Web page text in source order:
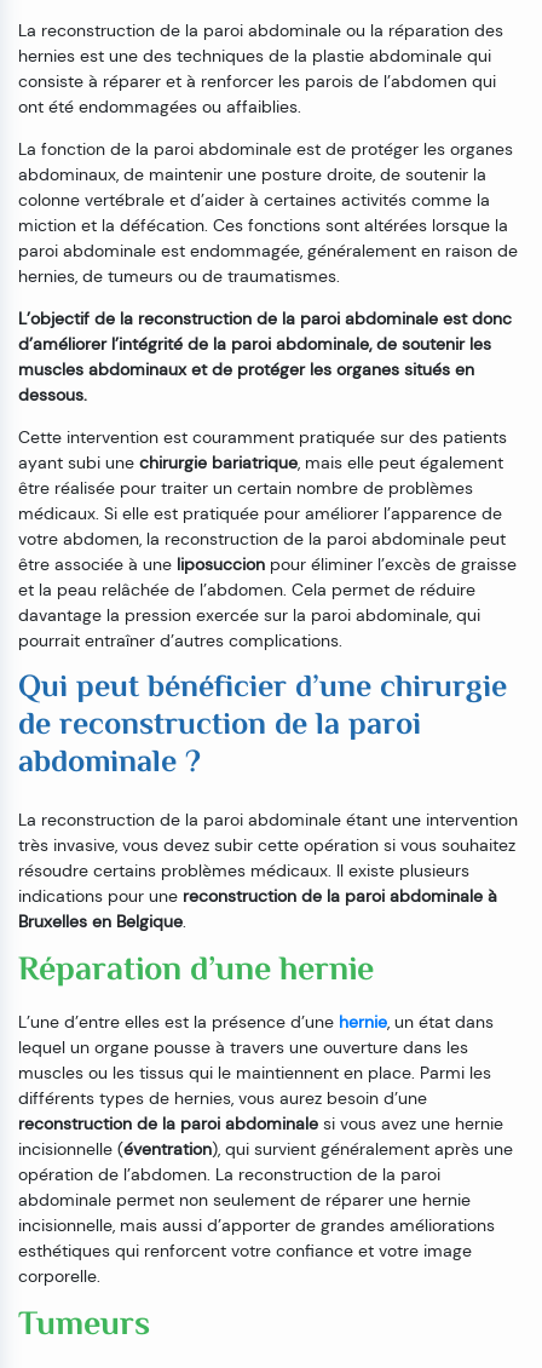
La reconstruction de la paroi abdominale ou la réparation des
hernies est une des techniques de la plastie abdominale qui
consiste à réparer et à renforcer les parois de l’abdomen qui
ont été endommagées ou affaiblies.
La fonction de la paroi abdominale est de protéger les organes
abdominaux, de maintenir une posture droite, de soutenir la
colonne vertébrale et d’aider à certaines activités comme la
miction et la défécation. Ces fonctions sont altérées lorsque la
paroi abdominale est endommagée, généralement en raison de
hernies, de tumeurs ou de traumatismes.
L’objectif de la reconstruction de la paroi abdominale est donc
d’améliorer l’intégrité de la paroi abdominale, de soutenir les
muscles abdominaux et de protéger les organes situés en
dessous.
Cette intervention est couramment pratiquée sur des patients
ayant subi une chirurgie bariatrique, mais elle peut également
être réalisée pour traiter un certain nombre de problèmes
médicaux. Si elle est pratiquée pour améliorer l’apparence de
votre abdomen, la reconstruction de la paroi abdominale peut
être associée à une liposuccion pour éliminer l’excès de graisse
et la peau relâchée de l’abdomen. Cela permet de réduire
davantage la pression exercée sur la paroi abdominale, qui
pourrait entraîner d’autres complications.
Qui peut bénéficier d’une chirurgie
de reconstruction de la paroi
abdominale ?
La reconstruction de la paroi abdominale étant une intervention
très invasive, vous devez subir cette opération si vous souhaitez
résoudre certains problèmes médicaux. Il existe plusieurs
indications pour une reconstruction de la paroi abdominale à
Bruxelles en Belgique.
Réparation d’une hernie
L’une d’entre elles est la présence d’une hernie, un état dans
lequel un organe pousse à travers une ouverture dans les
muscles ou les tissus qui le maintiennent en place. Parmi les
différents types de hernies, vous aurez besoin d’une
reconstruction de la paroi abdominale si vous avez une hernie
incisionnelle (éventration), qui survient généralement après une
opération de l’abdomen. La reconstruction de la paroi
abdominale permet non seulement de réparer une hernie
incisionnelle, mais aussi d’apporter de grandes améliorations
esthétiques qui renforcent votre confiance et votre image
corporelle.
Tumeurs